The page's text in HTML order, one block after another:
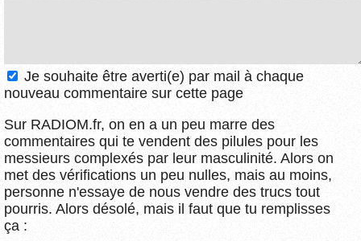
Je souhaite être averti(e) par mail à chaque
nouveau commentaire sur cette page
Sur RADIOM.fr, on en a un peu marre des
commentaires qui te vendent des pilules pour les
messieurs complexés par leur masculinité. Alors on
met des vérifications un peu nulles, mais au moins,
personne n'essaye de nous vendre des trucs tout
pourris. Alors désolé, mais il faut que tu remplisses
ça :